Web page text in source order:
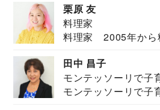
栗原 友
料理家
料理家 2005年から
田中 昌子
モンテッソーリで子
ズハウス研究所所長
モンテッソーリで